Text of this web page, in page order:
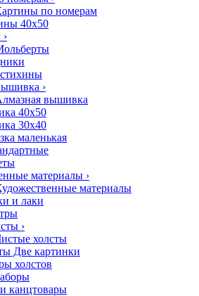
по номерам
40x50
›
›
вышивка
40x50
30x40
маленькая
материалы ›
материалы
и лаки
›
холсты
Две картинки
холстов
канцтовары